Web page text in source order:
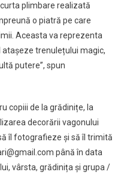
plimbare realizată
o piatră pe care
Aceasta va reprezenta
atașeze trenulețului magic,
putere”, spun
copiii de la grădinițe, la
decorării vagonului
îl fotografieze și să îl trimită
până în data
vârsta, grădinița și grupa /